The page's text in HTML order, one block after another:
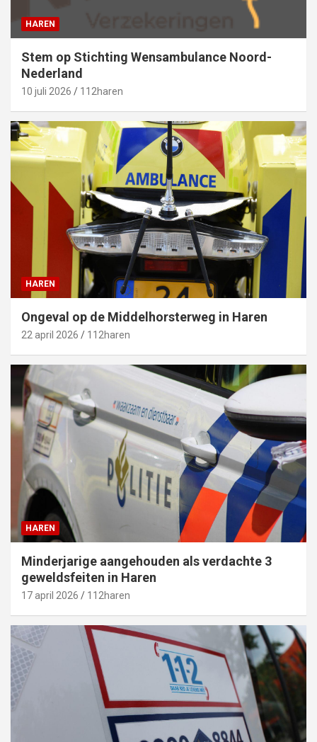
HAREN
Stem op Stichting Wensambulance Noord-
Nederland
10 juli 2026 112haren
HAREN
Ongeval op de Middelhorsterweg in Haren
22 april 2026 112haren
HAREN
Minderjarige aangehouden als verdachte 3
geweldsfeiten in Haren
17 april 2026 112haren